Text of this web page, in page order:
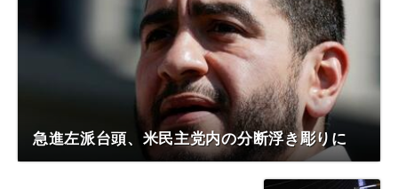
急進左派台頭、米民主党内の分断浮き彫りに